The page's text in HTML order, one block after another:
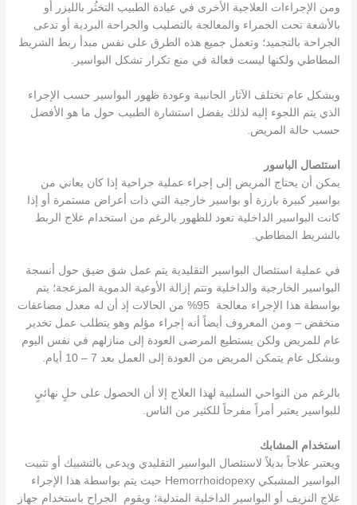
ومن الإجراءات العلاجية الأخرى في عيادة الطبيب التخثُر بالليزر أو
بالأشعة تحت الحمراء والمعالجة بالتصليب والجراحة البردية أو تدعى
الجراحة بالتجميد؛ وتعمل جميع هذه الطرق على نفس مبدأ ربط الشريط
المطاطي ولكنها ليست فعالة في منع تكرار تشكل البواسير.
وبشكل عام تختلف الآثار الجانبية وعودة ظهور البواسير حسب الإجراء
الذي يتم اللجوء إليه لذلك يفضل استشارة الطبيب حول ما هو الأفضل
حسب حالة المريض.
استئصال الباسور
يمكن أن يحتاج المريض إلى إجراء عملية جراحية إذا كان يعاني من
بواسير كبيرة بارزة أو بواسير خارجية التي ذات أعراض مستمرة أو إذا
كانت البواسير الداخلية تعود للظهور بالرغم من استخدام علاج الربط
بالشريط المطاطي.
في عملية استئصال البواسير التقليدية يتم عمل شق ضيق حول أنسجة
البواسير الخارجية والداخلية وتتم إزالة الأوعية الدموية المزعجة؛ يتم
بواسطة هذا الإجراء معالجة 95% من الحالات إذ أن له معدل مضاعفات
منخفض – ومن المعروف أيضاً أنه إجراء مؤلم وهو يتطلب عمل تخدير
عام للمريض ولكن يستطيع المرضى العودة إلى منازلهم في نفس اليوم
وبشكل عام يتمكن المريض من العودة إلى العمل بعد 7 – 10 أيام.
بالرغم من النواحي السلبية لهذا العلاج إلا أن الحصول على حلٍ نهائيٍ
للبواسير يعتبر أمراً مفرحاً للكثير من الناس.
استخدام المشابك
ويعتبر علاجاً بديلاً لاستئصال البواسير التقليدي ويدعى بالتشبيك أو تثبيت
البواسير المشبكي Hemorrhoidopexy حيث يتم بواسطة هذا الإجراء
علاج النزيف أو البواسير الداخلية المتدلية؛ ويقوم الجراح باستخدام جهاز